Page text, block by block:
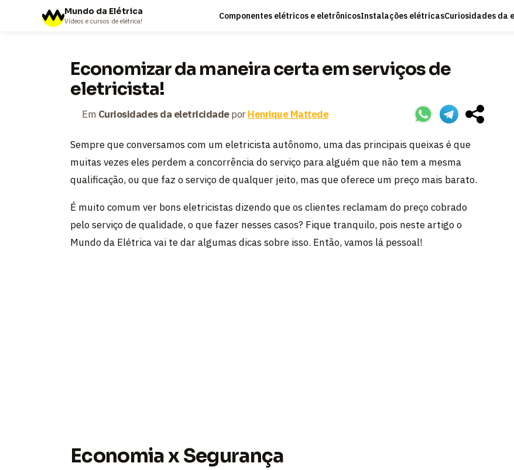
Mundo da Elétrica
Vídeos e cursos de elétrica! Componentes elétricos e eletrônicosInstalações elétricasCuriosidades da
Economizar da maneira certa em serviços de
eletricista!
Em Curiosidades da eletricidadeporHenrique Mattede
Sempre que conversamos com um eletricista autônomo, uma das principais queixas é que
muitas vezes eles perdem a concorrência do serviço para alguém que não tem a mesma
qualificação, ou que faz o serviço de qualquer jeito, mas que oferece um preço mais barato.
É muito comum ver bons eletricistas dizendo que os clientes reclamam do preço cobrado
pelo serviço de qualidade, o que fazer nesses casos? Fique tranquilo, pois neste artigo o
Mundo da Elétrica vai te dar algumas dicas sobre isso. Então, vamos lá pessoal!
Economia x Segurança